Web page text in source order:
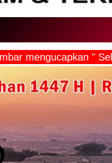
mengucapkan "